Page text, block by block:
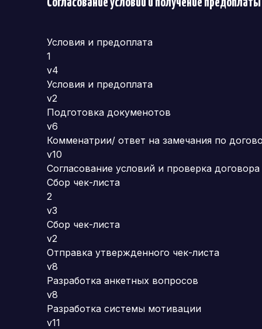
Условия и предоплата
1
v4
Условия и предоплата
v2
Подготовка докуменотов
v6
Комменатрии/ ответ на замечания по
v10
Согласование условий и проверка договора
Сбор чек-листа
2
v3
Сбор чек-листа
v2
Отправка утвержденного чек-листа
v8
Разработка анкетных вопросов
v8
Разработка системы мотивации
v11